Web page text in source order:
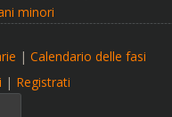
minori
| Calendario delle fasi
| Registrati